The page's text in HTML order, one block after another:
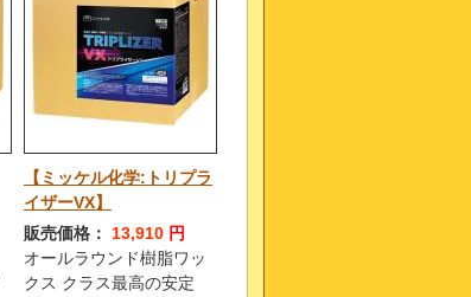
【ミッケル化学:トリプラ
イザーVX】
販売価格：
13,910 円
オールラウンド樹脂ワッ
クス クラス最高の安定